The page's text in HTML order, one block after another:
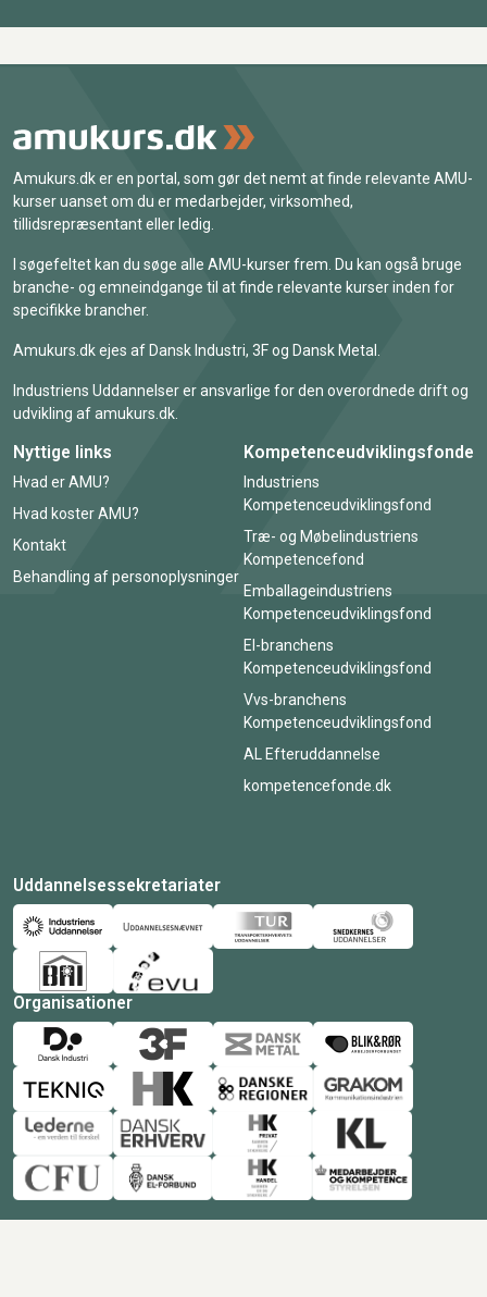
Amukurs.dk er en portal, som gør det nemt at finde relevante AMU-
kurser uanset om du er medarbejder, virksomhed,
tillidsrepræsentant eller ledig.
I søgefeltet kan du søge alle AMU-kurser frem. Du kan også bruge
branche- og emneindgange til at finde relevante kurser inden for
specifikke brancher.
Amukurs.dk ejes af Dansk Industri, 3F og Dansk Metal.
Industriens Uddannelser er ansvarlige for den overordnede drift og
udvikling af amukurs.dk.
Nyttige links
Hvad er AMU?
Hvad koster AMU?
Kontakt
Behandling af personoplysninger
Kompetenceudviklingsfonde
Industriens
Kompetenceudviklingsfond
Træ- og Møbelindustriens
Kompetencefond
Emballageindustriens
Kompetenceudviklingsfond
El-branchens
Kompetenceudviklingsfond
Vvs-branchens
Kompetenceudviklingsfond
AL Efteruddannelse
kompetencefonde.dk
Uddannelsessekretariater
Organisationer